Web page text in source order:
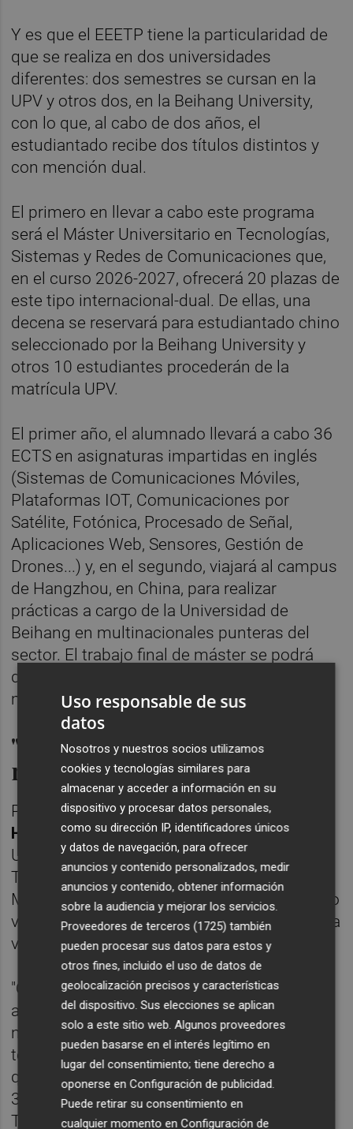
Y es que el EEETP tiene la particularidad de
que se realiza en dos universidades
diferentes: dos semestres se cursan en la
UPV y otros dos, en la Beihang University,
con lo que, al cabo de dos años, el
estudiantado recibe dos títulos distintos y
con mención dual.
El primero en llevar a cabo este programa
será el Máster Universitario en Tecnologías,
Sistemas y Redes de Comunicaciones que,
en el curso 2026-2027, ofrecerá 20 plazas de
este tipo internacional-dual. De ellas, una
decena se reservará para estudiantado chino
seleccionado por la Beihang University y
otros 10 estudiantes procederán de la
matrícula UPV.
El primer año, el alumnado llevará a cabo 36
ECTS en asignaturas impartidas en inglés
(Sistemas de Comunicaciones Móviles,
Plataformas IOT, Comunicaciones por
Satélite, Fotónica, Procesado de Señal,
Aplicaciones Web, Sensores, Gestión de
Drones...) y, en el segundo, viajará al campus
de Hangzhou, en China, para realizar
prácticas a cargo de la Universidad de
Beihang en multinacionales punteras del
sector. El trabajo final de máster se podrá
defender bien presencialmente, bien en
modalidad on line.
"Todo a la vez, sin renunciar a
nada"
Para el responsable de título,José Ignacio
Herranz, investigador del Instituto
Universitario de Investigación de
Telecomunicación y Aplicaciones
Multimedia, "por primera vez, el estudiantado
va a tener la oportunidad de hacerlo todo a la
vez, sin renunciar a nada".
"Obtendrá un exquisito perfil internacional y
adquirirá experiencia profesional de primer
nivel en empresas tecnológicas de éxito. Y
todo ello junto a la Beihang University, a la
que el ranking de Shanghái coloca entre las
35 mejores del mundo tanto en el ámbito de
Telecomunicaciones como en el de
Uso responsable de sus
datos
Nosotros y nuestros socios utilizamos
cookies y tecnologías similares para
almacenar y acceder a información en su
dispositivo y procesar datos personales,
como su dirección IP, identificadores únicos
y datos de navegación, para ofrecer
anuncios y contenido personalizados, medir
anuncios y contenido, obtener información
sobre la audiencia y mejorar los servicios.
Proveedores de terceros (1725) también
pueden procesar sus datos para estos y
otros fines, incluido el uso de datos de
geolocalización precisos y características
del dispositivo. Sus elecciones se aplican
solo a este sitio web. Algunos proveedores
pueden basarse en el interés legítimo en
lugar del consentimiento; tiene derecho a
oponerse enConfiguración de publicidad.
Puede retirar su consentimiento en
cualquier momento enConfiguración de